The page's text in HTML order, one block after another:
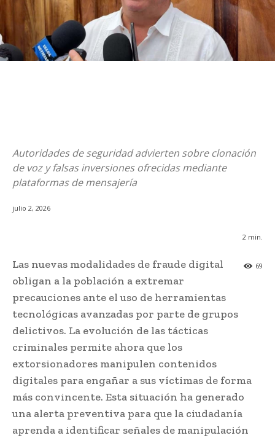
Autoridades de seguridad advierten sobre clonación
de voz y falsas inversiones ofrecidas mediante
plataformas de mensajería
julio 2, 2026
2 min.
69
Las nuevas modalidades de fraude digital
obligan a la población a extremar
precauciones ante el uso de herramientas
tecnológicas avanzadas por parte de grupos
delictivos. La evolución de las tácticas
criminales permite ahora que los
extorsionadores manipulen contenidos
digitales para engañar a sus víctimas de forma
más convincente. Esta situación ha generado
una alerta preventiva para que la ciudadanía
aprenda a identificar señales de manipulación